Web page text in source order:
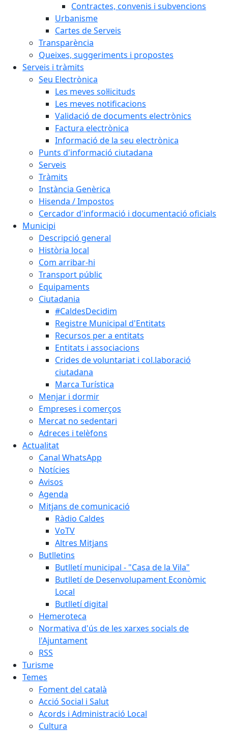
Contractes, convenis i subvencions
Urbanisme
Cartes de Serveis
Transparència
Queixes, suggeriments i propostes
Serveis i tràmits
Seu Electrònica
Les meves sol·licituds
Les meves notificacions
Validació de documents electrònics
Factura electrònica
Informació de la seu electrònica
Punts d'informació ciutadana
Serveis
Tràmits
Instància Genèrica
Hisenda / Impostos
Cercador d'informació i documentació oficials
Municipi
Descripció general
Història local
Com arribar-hi
Transport públic
Equipaments
Ciutadania
#CaldesDecidim
Registre Municipal d'Entitats
Recursos per a entitats
Entitats i associacions
Crides de voluntariat i col.laboració
ciutadana
Marca Turística
Menjar i dormir
Empreses i comerços
Mercat no sedentari
Adreces i telèfons
Actualitat
Canal WhatsApp
Notícies
Avisos
Agenda
Mitjans de comunicació
Ràdio Caldes
VoTV
Altres Mitjans
Butlletins
Butlletí municipal - "Casa de la Vila"
Butlletí de Desenvolupament Econòmic
Local
Butlletí digital
Hemeroteca
Normativa d'ús de les xarxes socials de
l'Ajuntament
RSS
Turisme
Temes
Foment del català
Acció Social i Salut
Acords i Administració Local
Cultura